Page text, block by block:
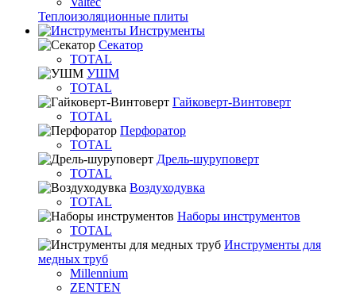
Теплоизоляционные плиты
Инструменты
Секатор
TOTAL
УШМ
TOTAL
Гайковерт-Винтоверт
TOTAL
Перфоратор
TOTAL
Дрель-шуруповерт
TOTAL
Воздуходувка
TOTAL
Наборы инструментов
TOTAL
Инструменты для
медных труб
Millennium
ZENTEN